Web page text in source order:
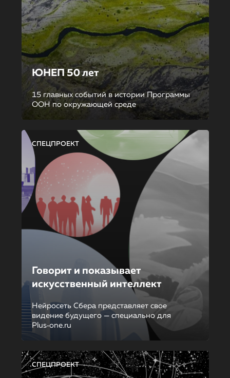
ЮНЕП 50 лет
15 главных событий в истории Программы
ООН по окружающей среде
СПЕЦПРОЕКТ
Говорит и показывает
искусственный интеллект
Нейросеть Сбера представляет свое
видение будущего — специально для
Plus‑one.ru
СПЕЦПРОЕКТ